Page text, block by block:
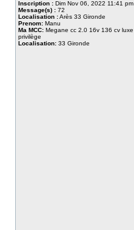
Inscription : Dim Nov 06, 2022 11:41 pm
Message(s) : 72
Localisation :Arès 33 Gironde
Prenom: Manu
Ma MCC: Megane cc 2.0 16v 136 cv luxe
privilège
Localisation: 33 Gironde